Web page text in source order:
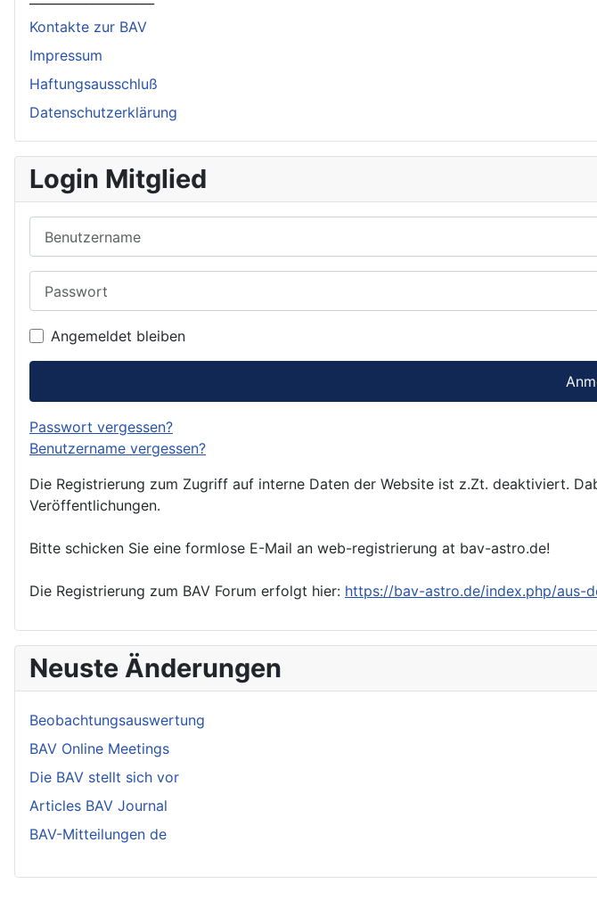
Kontakte zur BAV
Impressum
Haftungsausschluß
Datenschutzerklärung
Login Mitglied
Angemeldet bleiben
Passwort vergessen?
Benutzername vergessen?
Die Registrierung zum Zugriff auf interne Daten der Website ist z.Zt. deaktiviert.
Veröffentlichungen.
Bitte schicken Sie eine formlose E-Mail an web-registrierung at bav-astro.de!
Die Registrierung zum BAV Forum erfolgt hier: https://bav-astro.de/index.php/aus-
Neuste Änderungen
Beobachtungsauswertung
BAV Online Meetings
Die BAV stellt sich vor
Articles BAV Journal
BAV-Mitteilungen de